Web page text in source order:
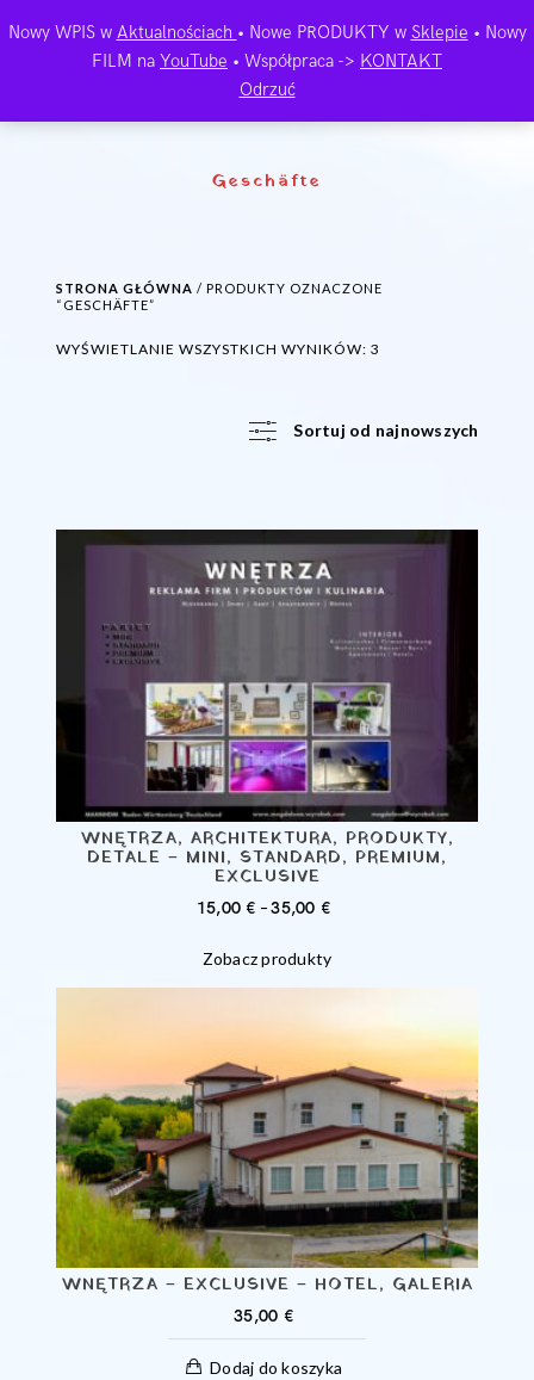
Geschäfte
STRONA GŁÓWNA / PRODUKTY OZNACZONE
“GESCHÄFTE”
WYŚWIETLANIE WSZYSTKICH WYNIKÓW: 3
Sortuj od najnowszych
WNĘTRZA, ARCHITEKTURA, PRODUKTY,
DETALE – MINI, STANDARD, PREMIUM,
EXCLUSIVE
15,00 € –35,00 €
OD
15,00 €
35,00 €
Zobacz produkty
WNĘTRZA – EXCLUSIVE – HOTEL, GALERIA
35,00 €
Dodaj do koszyka
Nowy WPIS w Aktualnościach • Nowe PRODUKTY w Sklepie • Nowy
FILM na YouTube • Współpraca -> KONTAKT
Odrzuć